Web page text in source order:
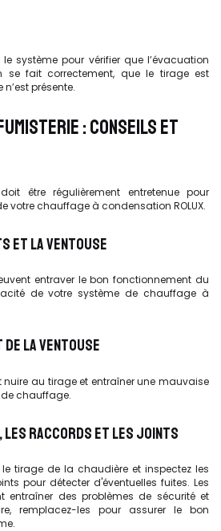
le système pour vérifier que l’évacuation
fait correctement, que le tirage est
présente.
: CONSEILS ET
être régulièrement entretenue pour
votre chauffage à condensation ROLUX.
ET LA VENTOUSE
entraver le bon fonctionnement du
de votre système de chauffage à
LA VENTOUSE
au tirage et entraîner une mauvaise
chauffage.
RACCORDS ET LES JOINTS
le tirage de la chaudière et inspectez les
pour détecter d'éventuelles fuites. Les
entraîner des problèmes de sécurité et
remplacez-les pour assurer le bon